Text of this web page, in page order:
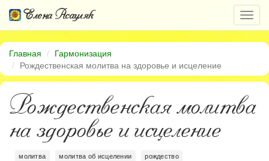
Елена Асауляк
Главная
Гармонизация
Рождественская молитва на здоровье и исцеление
Рождественская молитва
на здоровье и исцеление
молитва молитва об исцелении рождество